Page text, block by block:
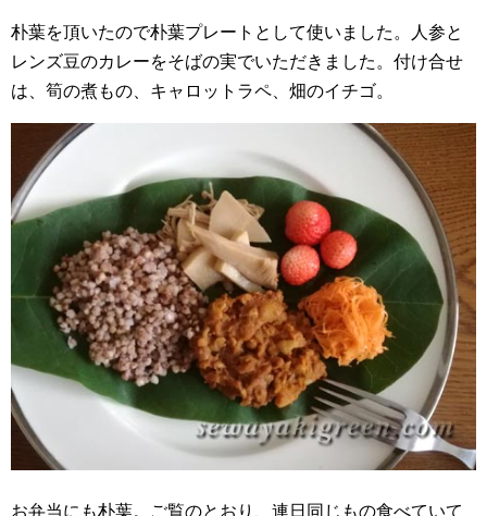
朴葉を頂いたので朴葉プレートとして使いました。人参と
レンズ豆のカレーをそばの実でいただきました。付け合せ
は、筍の煮もの、キャロットラペ、畑のイチゴ。
お弁当にも朴葉。ご覧のとおり、連日同じもの食べていて